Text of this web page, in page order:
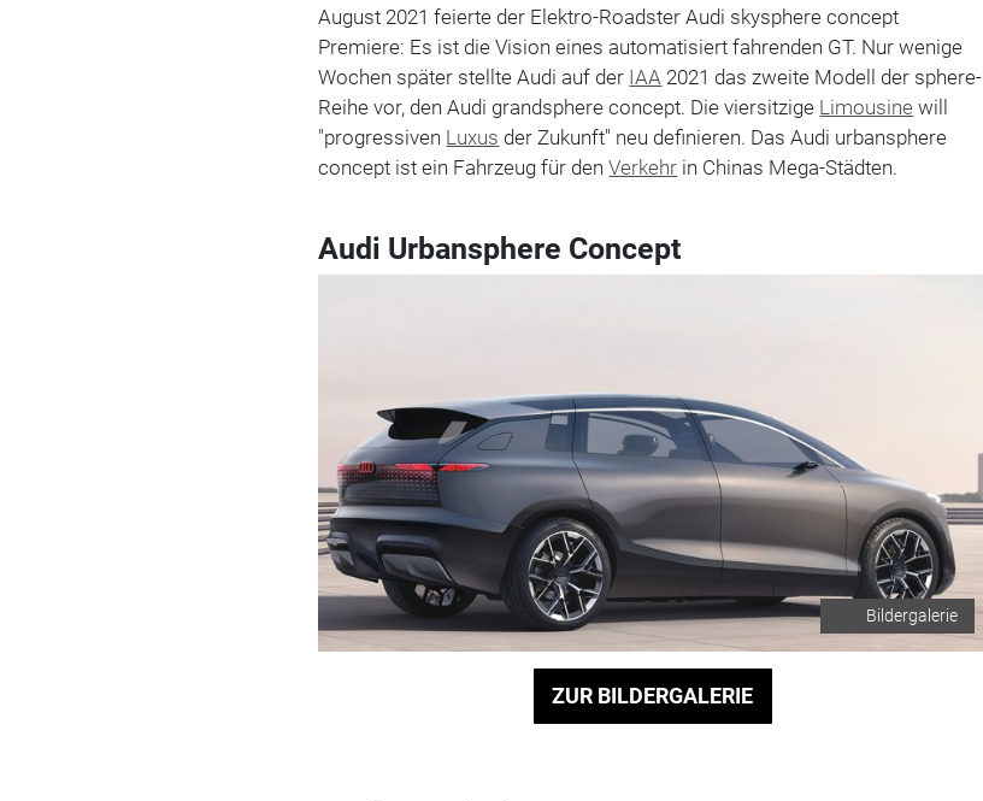
August 2021 feierte der Elektro-Roadster Audi skysphere concept
Premiere: Es ist die Vision eines automatisiert fahrenden GT. Nur wenige
Wochen später stellte Audi auf der IAA 2021 das zweite Modell der sphere-
Reihe vor, den Audi grandsphere concept. Die viersitzige Limousine will
"progressiven Luxus der Zukunft" neu definieren. Das Audi urbansphere
concept ist ein Fahrzeug für denVerkehr in Chinas Mega-Städten.
Audi Urbansphere Concept
Bildergalerie
ZUR BILDERGALERIE